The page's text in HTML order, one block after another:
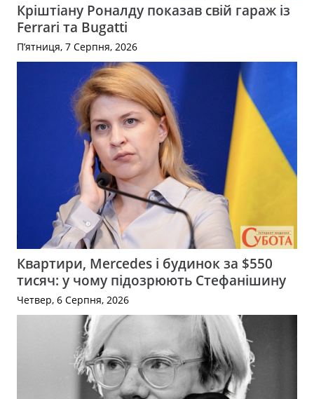
Кріштіану Роналду показав свій гараж із
Ferrari та Bugatti
П’ятниця, 7 Серпня, 2026
Квартири, Mercedes і будинок за $550
тисяч: у чому підозрюють Стефанішину
Четвер, 6 Серпня, 2026